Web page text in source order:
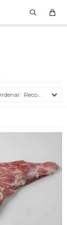
Recomendados